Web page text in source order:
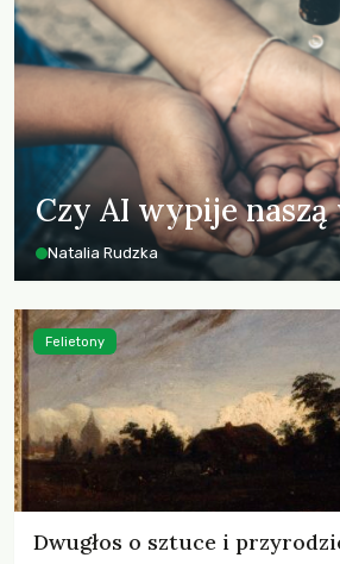
Czy AI wypije naszą
Natalia Rudzka
Dwugłos o sztuce i
Felietony